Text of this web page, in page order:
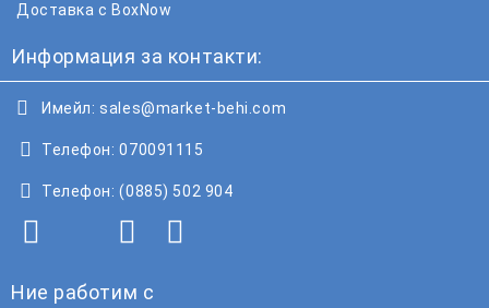
Доставка с BoxNow
Информация за контакти:
Имейл: sales@market-behi.com
Телефон: 070091115
Телефон: (0885) 502 904
Ние работим с